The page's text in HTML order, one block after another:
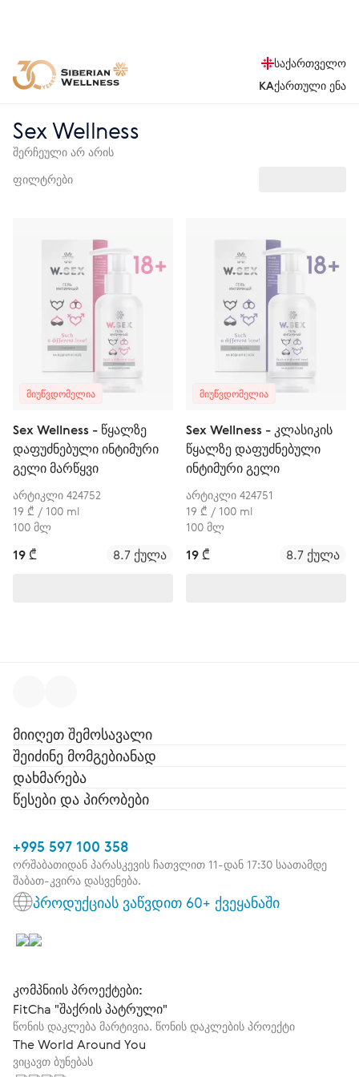
საქართველო
KAქართული ენა
Sex Wellness
შერჩეული არ არის
ფილტრები
ᲛᲘᲣᲬᲕᲓᲝᲛᲔᲚᲘᲐ
Sex Wellness - წყალზე
დაფუძნებული ინტიმური
გელი მარწყვი
არტიკლი 424752
19 ₾ / 100 ml
100 მლ
19 ₾ 8.7 ქულა
ᲛᲘᲣᲬᲕᲓᲝᲛᲔᲚᲘᲐ
Sex Wellness - კლასიკის
წყალზე დაფუძნებული
ინტიმური გელი
არტიკლი 424751
19 ₾ / 100 ml
100 მლ
19 ₾ 8.7 ქულა
მიიღეთ შემოსავალი
შეიძინე მომგებიანად
დახმარება
წესები და პირობები
+995 597 100 358
ორშაბათიდან პარასკევის ჩათვლით 11-დან 17:30 საათამდე
შაბათ-კვირა დასვენება.
პროდუქციას ვაწვდით 60+ ქვეყანაში
კომპნიის პროექტები:
FitCha "შაქრის პატრული"
წონის დაკლება მარტივია. წონის დაკლების პროექტი
The World Around You
ვიცავთ ბუნებას